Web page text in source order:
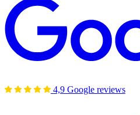
4,9 Google reviews